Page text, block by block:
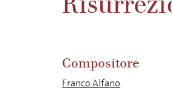
Compositore
Franco Alfano